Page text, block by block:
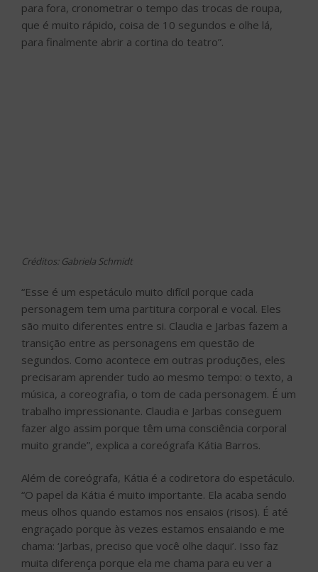
para fora, cronometrar o tempo das trocas de roupa,
que é muito rápido, coisa de 10 segundos e olhe lá,
para finalmente abrir a cortina do teatro”.
Créditos: Gabriela Schmidt
“Esse é um espetáculo muito difícil porque cada
personagem tem uma partitura corporal e vocal. Eles
são muito diferentes entre si. Claudia e Jarbas fazem a
transição entre as personagens em questão de
segundos. Como acontece em outras produções, eles
precisaram aprender tudo ao mesmo tempo: o texto, a
música, a coreografia, o tom de cada personagem. É um
trabalho impressionante. Claudia e Jarbas conseguem
fazer algo assim porque têm uma consciência corporal
muito grande”, explica a coreógrafa Kátia Barros.
Além de coreógrafa, Kátia é a codiretora do espetáculo.
“O papel da Kátia é muito importante. Ela acaba sendo
meus olhos quando estamos nos ensaios (risos). É até
engraçado porque às vezes estamos ensaiando e me
chama: ‘Jarbas, preciso que você olhe daqui’. Isso faz
muita diferença porque ela me chama para eu ver a